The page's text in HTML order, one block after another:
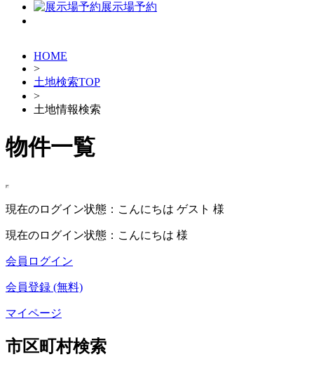
展示場予約
HOME
>
土地検索TOP
>
土地情報検索
物件一覧
現在のログイン状態：こんにちは ゲスト 様
現在のログイン状態：こんにちは 様
会員ログイン
会員登録 (無料)
マイページ
市区町村検索